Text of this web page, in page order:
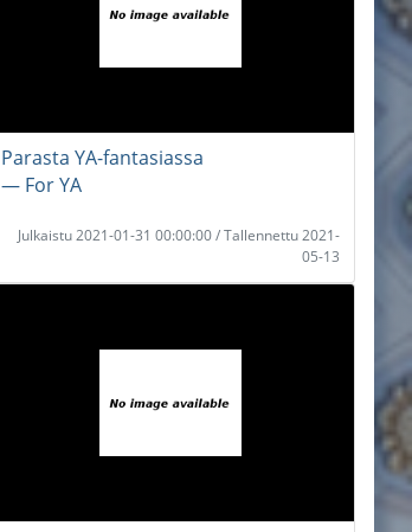
Parasta YA-fantasiassa
― For YA
Julkaistu 2021-01-31 00:00:00 / Tallennettu 2021-
05-13